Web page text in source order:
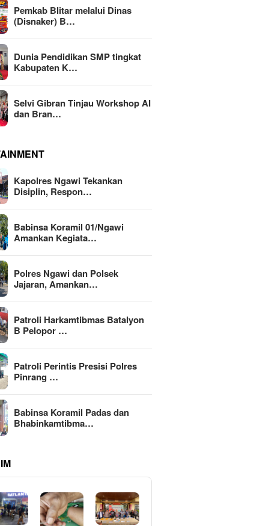
Pemkab Blitar melalui Dinas
(Disnaker) B…
Dunia Pendidikan SMP tingkat
Kabupaten K…
Selvi Gibran Tinjau Workshop AI
dan Bran…
Kapolres Ngawi Tekankan
Disiplin, Respon…
Babinsa Koramil 01/Ngawi
Amankan Kegiata…
Polres Ngawi dan Polsek
Jajaran, Amankan…
Patroli Harkamtibmas Batalyon
B Pelopor …
Patroli Perintis Presisi Polres
Pinrang …
Babinsa Koramil Padas dan
Bhabinkamtibma…